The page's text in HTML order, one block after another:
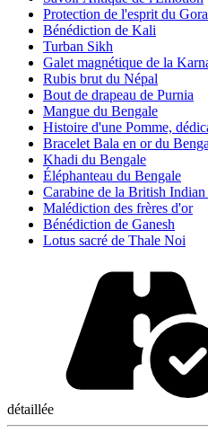
Protection de l'esprit du
Bénédiction de Kali
Turban Sikh
Galet magnétique de la
Rubis brut du Népal
Bout de drapeau de Purnia
Mangue du Bengale
Histoire d'une Pomme,
Bracelet Bala en or du
Khadi du Bengale
Éléphanteau du Bengale
Carabine de la British
Malédiction des frères d'or
Bénédiction de Ganesh
Lotus sacré de Thale Noi
détaillée